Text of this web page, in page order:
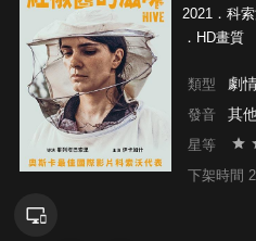
2021．科
．HD畫質
類型 劇
發音 其
星等
下架時間